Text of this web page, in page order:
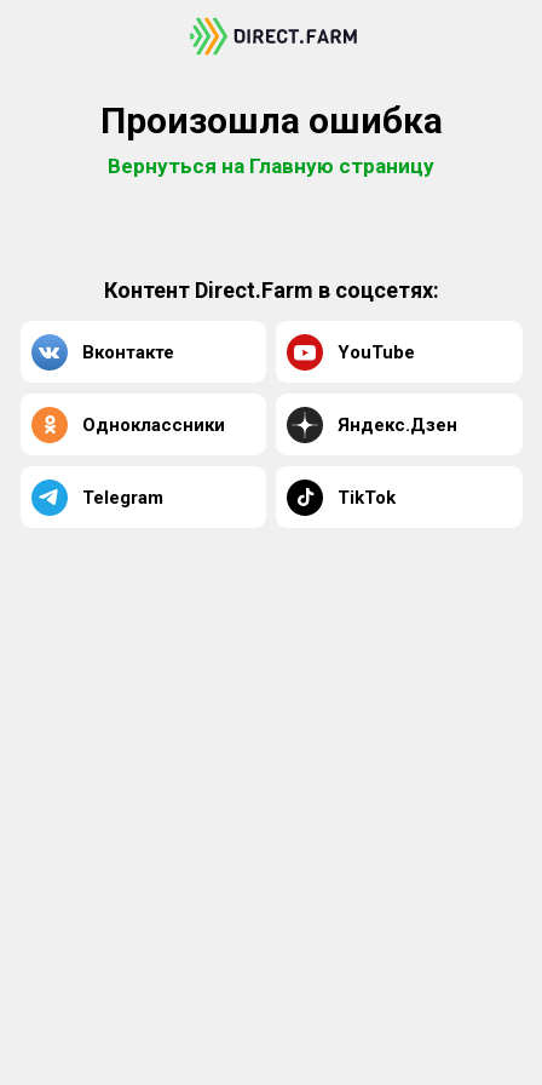
Произошла ошибка
Вернуться на Главную страницу
Контент Direct.Farm в соцсетях:
Вконтакте YouTube
Одноклассники Яндекс.Дзен
Telegram TikTok